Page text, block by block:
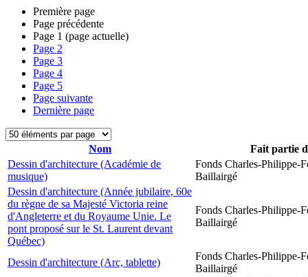
Première page
Page précédente
Page 1 (page actuelle)
Page 2
Page 3
Page 4
Page 5
Page suivante
Dernière page
Nom
Fait partie
Dessin d'architecture (Académie de
musique)
Fonds Charles-Philippe-
Baillairgé
Dessin d'architecture (Année jubilaire, 60e
du règne de sa Majesté Victoria reine
d'Angleterre et du Royaume Unie. Le
pont proposé sur le St. Laurent devant
Québec)
Fonds Charles-Philippe-
Baillairgé
Dessin d'architecture (Arc, tablette)
Fonds Charles-Philippe-
Baillairgé